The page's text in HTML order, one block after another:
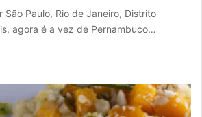
São Paulo, Rio de Janeiro, Distrito
agora é a vez de Pernambuco…